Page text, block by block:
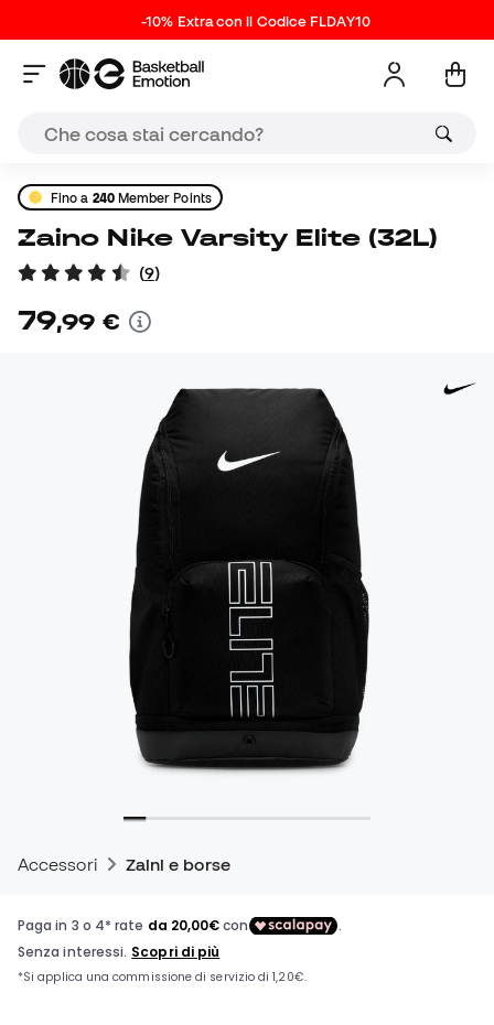
-10% Extra con il Codice FLDAY10
Fino a 240Member Points
Zaino Nike Varsity Elite (32L)
(9)
79,99 €
Accessori Zaini e borse